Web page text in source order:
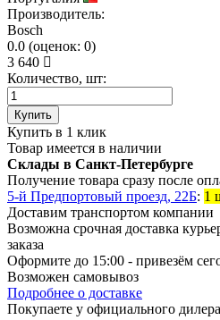
Производитель:
Bosch
0.0 (оценок: 0)
3 640
Количество, шт:
Купить
Купить в 1 клик
Товар имеется в наличии
Склады в Санкт-Петербурге
Получение товара сразу после
5-й Предпортовый проезд, 22Б: 1
Доставим транспортом компании
Возможна срочная доставка
заказа
Оформите до 15:00 - привезём
Возможен самовывоз
Подробнее о доставке
Покупаете у официального